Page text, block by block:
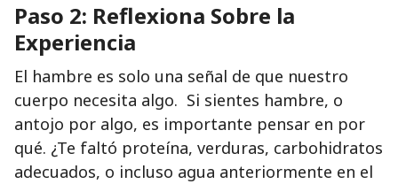
Paso 2: Reflexiona Sobre la
Experiencia
El hambre es solo una señal de que nuestro
cuerpo necesita algo. Si sientes hambre, o
antojo por algo, es importante pensar en por
qué. ¿Te faltó proteína, verduras, carbohidratos
adecuados, o incluso agua anteriormente en el